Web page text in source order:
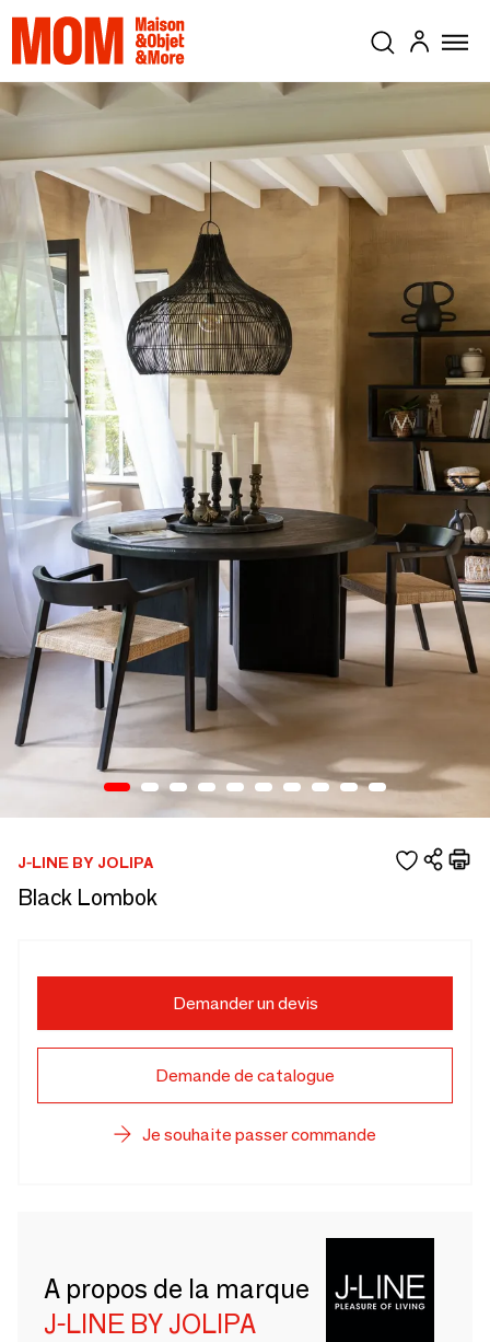
J-LINE BY JOLIPA
Black Lombok
Demander un devis
Demande de catalogue
Je souhaite passer commande
A propos de la marque
J-LINE BY JOLIPA